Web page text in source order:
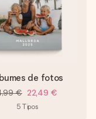
de fotos
€ 22,49 €
5 Tipos